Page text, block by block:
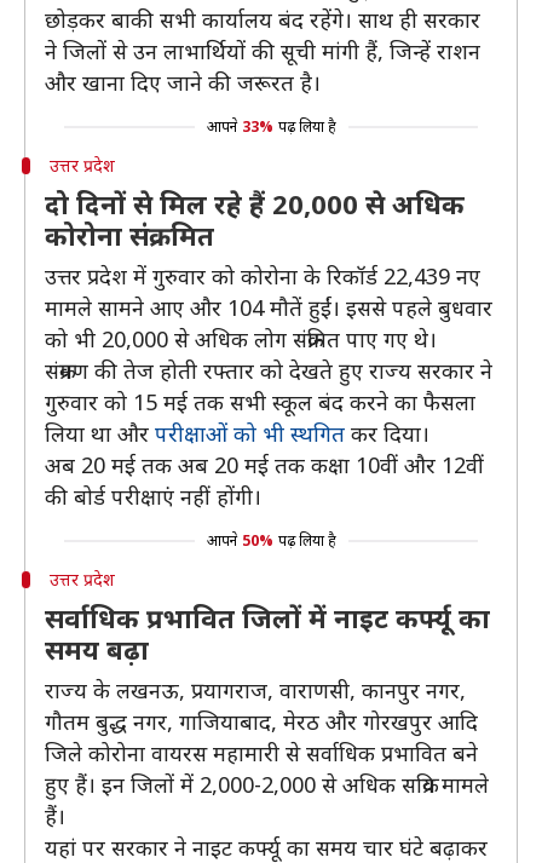
छोड़कर बाकी सभी कार्यालय बंद रहेंगे। साथ ही सरकार
ने जिलों से उन लाभार्थियों की सूची मांगी हैं, जिन्हें राशन
और खाना दिए जाने की जरूरत है।
आपने 33% पढ़ लिया है
उत्तर प्रदेश
दो दिनों से मिल रहे हैं 20,000 से अधिक
कोरोना संक्रमित
उत्तर प्रदेश में गुरुवार को कोरोना के रिकॉर्ड 22,439 नए
मामले सामने आए और 104 मौतें हुईं। इससे पहले बुधवार
को भी 20,000 से अधिक लोग संक्रमित पाए गए थे।
संक्रमण की तेज होती रफ्तार को देखते हुए राज्य सरकार ने
गुरुवार को 15 मई तक सभी स्कूल बंद करने का फैसला
लिया था और परीक्षाओं को भी स्थगित कर दिया।
अब 20 मई तक अब 20 मई तक कक्षा 10वीं और 12वीं
की बोर्ड परीक्षाएं नहीं होंगी।
आपने 50% पढ़ लिया है
उत्तर प्रदेश
सर्वाधिक प्रभावित जिलों में नाइट कर्फ्यू का
समय बढ़ा
राज्य के लखनऊ, प्रयागराज, वाराणसी, कानपुर नगर,
गौतम बुद्ध नगर, गाजियाबाद, मेरठ और गोरखपुर आदि
जिले कोरोना वायरस महामारी से सर्वाधिक प्रभावित बने
हुए हैं। इन जिलों में 2,000-2,000 से अधिक सक्रिय मामले
हैं।
यहां पर सरकार ने नाइट कर्फ्यू का समय चार घंटे बढ़ाकर